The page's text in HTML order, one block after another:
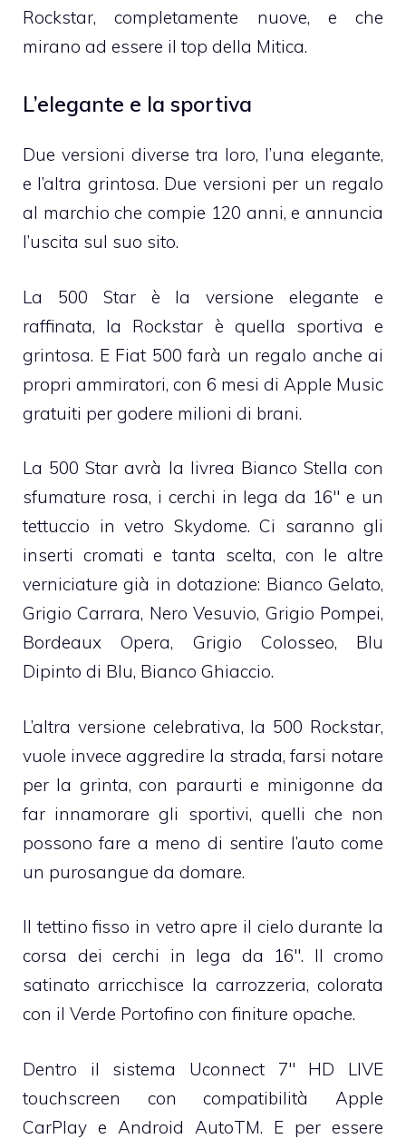
Rockstar, completamente nuove, e che
mirano ad essere il top della Mitica.
L’elegante e la sportiva
Due versioni diverse tra loro, l’una elegante,
e l’altra grintosa. Due versioni per un regalo
al marchio che compie 120 anni, e annuncia
l’uscita sul suo sito.
La 500 Star è la versione elegante e
raffinata, la Rockstar è quella sportiva e
grintosa. E Fiat 500 farà un regalo anche ai
propri ammiratori, con 6 mesi di Apple Music
gratuiti per godere milioni di brani.
La 500 Star avrà la livrea Bianco Stella con
sfumature rosa, i cerchi in lega da 16″ e un
tettuccio in vetro Skydome. Ci saranno gli
inserti cromati e tanta scelta, con le altre
verniciature già in dotazione: Bianco Gelato,
Grigio Carrara, Nero Vesuvio, Grigio Pompei,
Bordeaux Opera, Grigio Colosseo, Blu
Dipinto di Blu, Bianco Ghiaccio.
L’altra versione celebrativa, la 500 Rockstar,
vuole invece aggredire la strada, farsi notare
per la grinta, con paraurti e minigonne da
far innamorare gli sportivi, quelli che non
possono fare a meno di sentire l’auto come
un purosangue da domare.
Il tettino fisso in vetro apre il cielo durante la
corsa dei cerchi in lega da 16″. Il cromo
satinato arricchisce la carrozzeria, colorata
con il Verde Portofino con finiture opache.
Dentro il sistema Uconnect 7″ HD LIVE
touchscreen con compatibilità Apple
CarPlay e Android AutoTM. E per essere